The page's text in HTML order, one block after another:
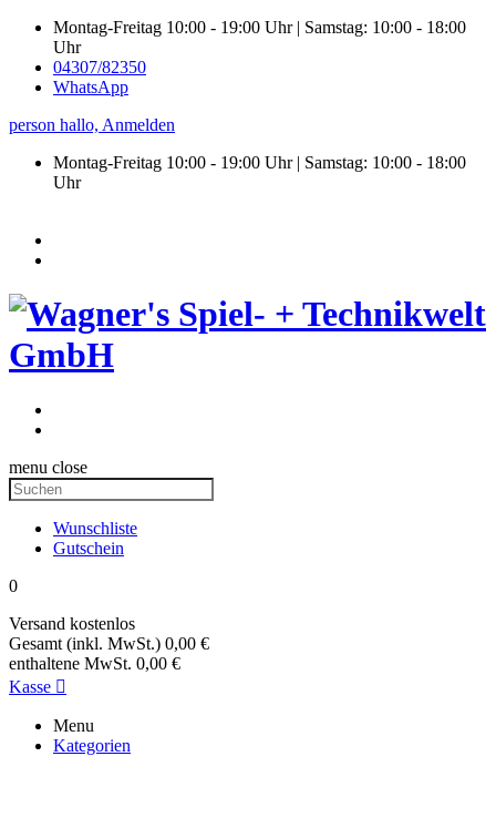
Montag-Freitag 10:00 - 19:00 Uhr | Samstag: 10:00 - 18:00
Uhr
04307/82350
WhatsApp
person hallo, Anmelden
Montag-Freitag 10:00 - 19:00 Uhr | Samstag: 10:00 - 18:00
Uhr
menu close
Wunschliste
Gutschein
0
Versand kostenlos
Gesamt (inkl. MwSt.) 0,00 €
enthaltene MwSt. 0,00 €
Kasse 
Menu
Kategorien